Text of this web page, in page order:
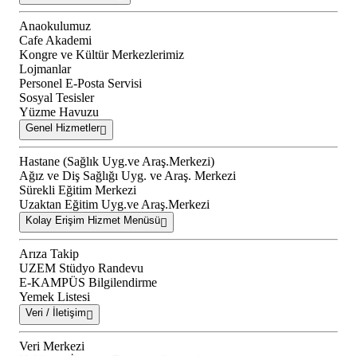
Anaokulumuz
Cafe Akademi
Kongre ve Kültür Merkezlerimiz
Lojmanlar
Personel E-Posta Servisi
Sosyal Tesisler
Yüzme Havuzu
Genel Hizmetler
Hastane (Sağlık Uyg.ve Araş.Merkezi)
Ağız ve Diş Sağlığı Uyg. ve Araş. Merkezi
Sürekli Eğitim Merkezi
Uzaktan Eğitim Uyg.ve Araş.Merkezi
Kolay Erişim Hizmet Menüsü
Arıza Takip
UZEM Stüdyo Randevu
E-KAMPÜS Bilgilendirme
Yemek Listesi
Veri / İletişim
Veri Merkezi